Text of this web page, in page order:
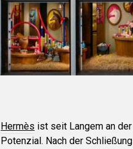
Hermès ist seit Langem an
Potenzial. Nach der